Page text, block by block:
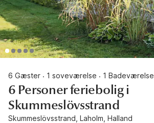
6 Gæster · 1 soveværelse · 1 Badeværelse
6 Personer feriebolig i
Skummeslövsstrand
Skummeslövsstrand, Laholm, Halland